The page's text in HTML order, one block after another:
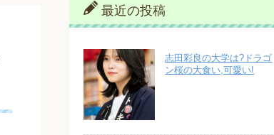
最近の投稿
志田彩良の大学は?ドラゴ
ン桜の大食い,可愛い!